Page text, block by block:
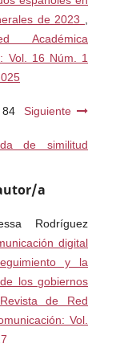
de 2023
Académica
Vol. 16 Núm. 1
84 Siguiente
de similitud
a
Rodríguez
digital
y la
los gobiernos
de Red
Vol.